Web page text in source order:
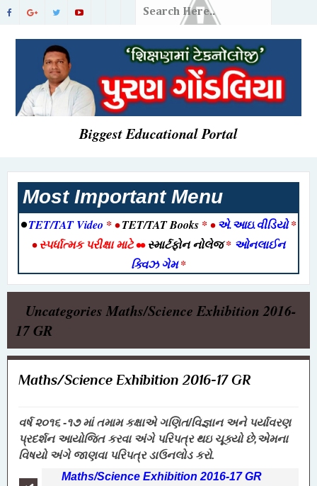
Biggest Educational Portal
Most Important Menu
•TET/TAT Video * •TET/TAT Books * •એ.આઇ.વીડિયો*
•સ્પર્ધાત્મક પરીક્ષા માટે••સ્માર્ટફોન નોલેજ* ઓનલાઈન
ક્વિઝ ગેમ*
Uncategories Maths/Science Exhibition 2016-
17 GR
Maths/Science Exhibition 2016-17 GR
વર્ષ ૨૦૧૬ -૧૭ માં તમામ કક્ષાએ ગણિત/વિજ્ઞાન અને પર્યાવરણ
પ્રદર્શન આયોજિત કરવા અંગે પરિપત્ર થઇ ચૂક્યો છે,એમના
વિષયો અંગે જાણવા પરિપત્ર ડાઉનલોડ કરો.
Maths/Science Exhibition 2016-17 GR